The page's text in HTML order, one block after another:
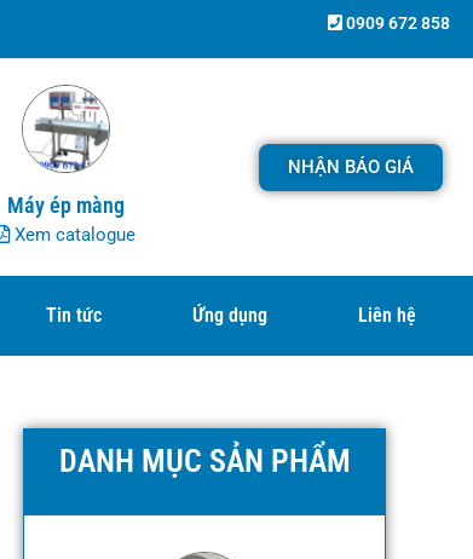
0909 672 858
Máy ép màng
Xem catalogue
NHẬN BÁO GIÁ
Tin tức Ứng dụng Liên hệ
DANH MỤC SẢN PHẨM